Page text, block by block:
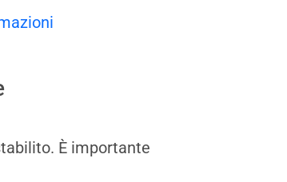
È importante